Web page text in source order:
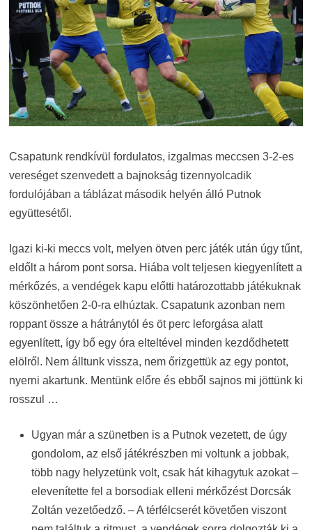
Csapatunk rendkívül fordulatos, izgalmas meccsen 3-2-es
vereséget szenvedett a bajnokság tizennyolcadik
fordulójában a táblázat második helyén álló Putnok
együttesétől.
Igazi ki-ki meccs volt, melyen ötven perc játék után úgy tűnt,
eldőlt a három pont sorsa. Hiába volt teljesen kiegyenlített a
mérkőzés, a vendégek kapu előtti határozottabb játékuknak
köszönhetően 2-0-ra elhúztak. Csapatunk azonban nem
roppant össze a hátránytól és öt perc leforgása alatt
egyenlített, így bő egy óra elteltével minden kezdődhetett
elölről. Nem álltunk vissza, nem őrizgettük az egy pontot,
nyerni akartunk. Mentünk előre és ebből sajnos mi jöttünk ki
rosszul …
Ugyan már a szünetben is a Putnok vezetett, de úgy
gondolom, az első játékrészben mi voltunk a jobbak,
több nagy helyzetünk volt, csak hát kihagytuk azokat –
elevenítette fel a borsodiak elleni mérkőzést Dorcsák
Zoltán vezetőedző. – A térfélcserét követően viszont